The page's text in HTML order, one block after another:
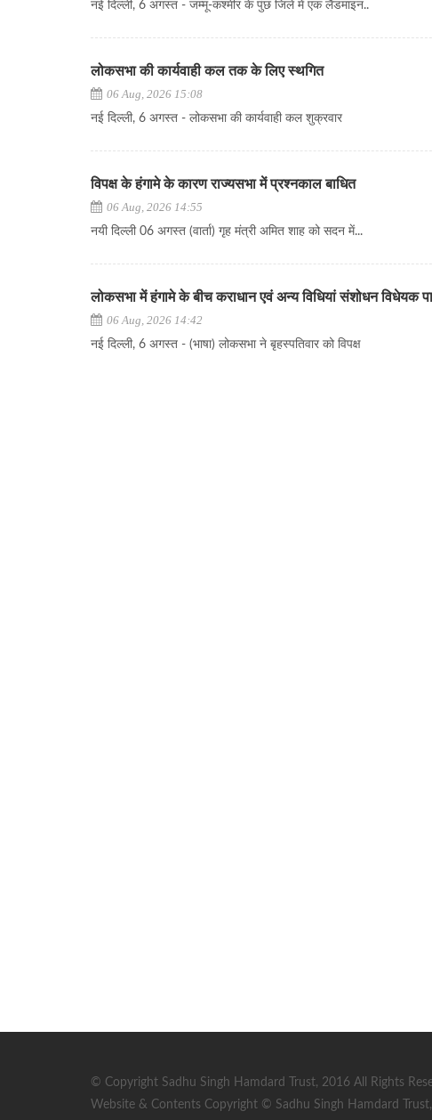
नई दिल्ली, 6 अगस्त - जम्मू-कश्मीर के पुंछ जिले में एक लैंडमाइन..
लोकसभा की कार्यवाही कल तक के लिए स्थगित
06 Aug, 2026 15:08
नई दिल्ली, 6 अगस्त - लोकसभा की कार्यवाही कल शुक्रवार
विपक्ष के हंगामे के कारण राज्यसभा में प्रश्नकाल बाधित
06 Aug, 2026 14:55
नयी दिल्ली 06 अगस्त (वार्ता) गृह मंत्री अमित शाह को सदन में...
लोकसभा में हंगामे के बीच कराधान एवं अन्य विधियां संशोधन विधेयक
06 Aug, 2026 14:42
नई दिल्ली, 6 अगस्त - (भाषा) लोकसभा ने बृहस्पतिवार को विपक्ष
© Copyright Sadhu Singh Hamdard Trust, 2016 All Rights
Website & Contents Copyright © Sadhu Singh Hamdard